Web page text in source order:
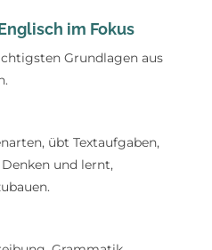
im Fokus
Grundlagen aus
übt Textaufgaben,
und lernt,